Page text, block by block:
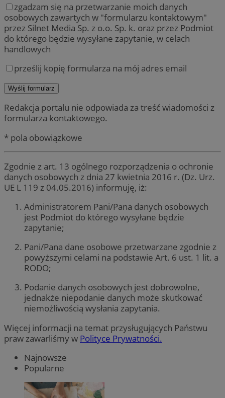
zgadzam się na przetwarzanie moich danych
osobowych zawartych w "formularzu kontaktowym"
przez Silnet Media Sp. z o.o. Sp. k. oraz przez Podmiot
do którego będzie wysyłane zapytanie, w celach
handlowych
prześlij kopię formularza na mój adres email
Redakcja portalu nie odpowiada za treść wiadomości z
formularza kontaktowego.
* pola obowiązkowe
Zgodnie z art. 13 ogólnego rozporządzenia o ochronie
danych osobowych z dnia 27 kwietnia 2016 r. (Dz. Urz.
UE L 119 z 04.05.2016) informuję, iż:
Administratorem Pani/Pana danych osobowych
jest Podmiot do którego wysyłane będzie
zapytanie;
Pani/Pana dane osobowe przetwarzane zgodnie z
powyższymi celami na podstawie Art. 6 ust. 1 lit. a
RODO;
Podanie danych osobowych jest dobrowolne,
jednakże niepodanie danych może skutkować
niemożliwością wysłania zapytania.
Więcej informacji na temat przysługujących Państwu
praw zawarliśmy w Polityce Prywatności.
Najnowsze
Popularne